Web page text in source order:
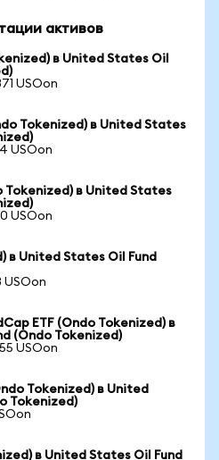
активов
в United States Oil
USOon
Tokenized) в United States
USOon
Tokenized) в United States
USOon
в United States Oil Fund
USOon
ETF (Ondo Tokenized) в
(Ondo Tokenized)
USOon
Tokenized) в United
Tokenized)
в United States Oil Fund